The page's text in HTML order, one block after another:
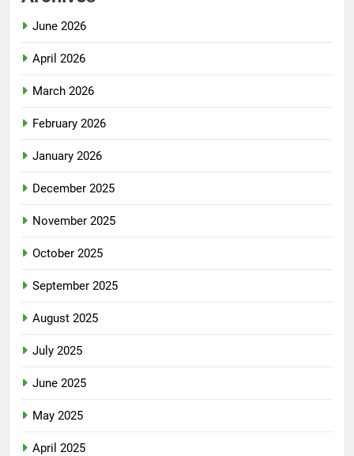
June 2026
April 2026
March 2026
February 2026
January 2026
December 2025
November 2025
October 2025
September 2025
August 2025
July 2025
June 2025
May 2025
April 2025